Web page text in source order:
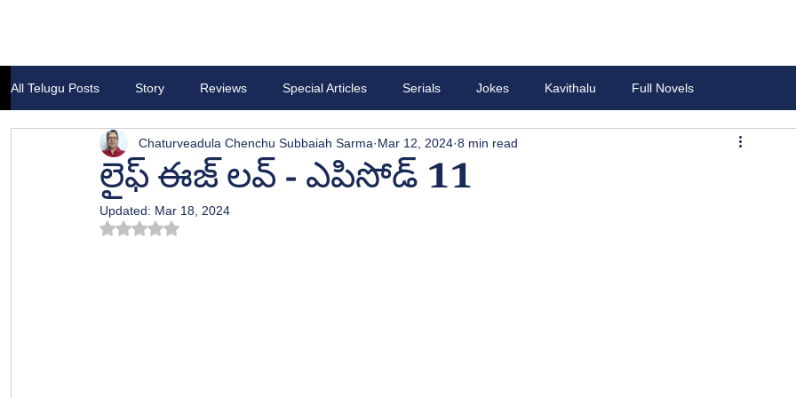
All Telugu Posts Story Reviews Special Articles Serials Jokes Kavithalu Full Novels
లైఫ్ ఈజ్ లవ్ - ఎపిసోడ్ 11
Chaturveadula Chenchu Subbaiah Sarma Mar 12, 2024 8 min read
Updated: Mar 18, 2024
Rated NaN out of 5 stars.